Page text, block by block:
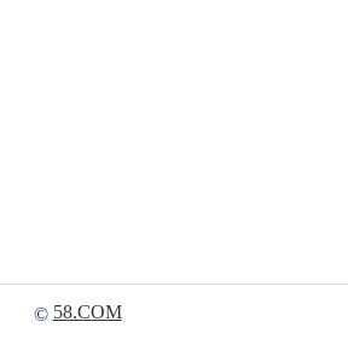
© 58.COM